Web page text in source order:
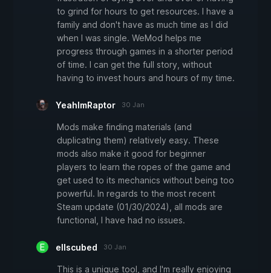
to grind for hours to get resources. I have a
family and don't have as much time as I did
when I was single. WeMod helps me
progress through games in a shorter period
of time. I can get the full story, without
having to invest hours and hours of my time.
YeahImRaptor 30 Jan
Mods make finding materials (and
duplicating them) relatively easy. These
mods also make it good for beginner
players to learn the ropes of the game and
get used to its mechanics without being too
powerful. In regards to the most recent
Steam update (01/30/2024), all mods are
functional, I have had no issues.
ellscubed 30 Jan
This is a unique tool, and I'm really enjoying